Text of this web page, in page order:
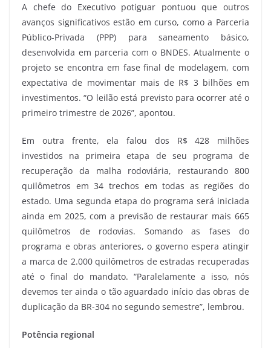
A chefe do Executivo potiguar pontuou que outros
avanços significativos estão em curso, como a Parceria
Público-Privada (PPP) para saneamento básico,
desenvolvida em parceria com o BNDES. Atualmente o
projeto se encontra em fase final de modelagem, com
expectativa de movimentar mais de R$ 3 bilhões em
investimentos. “O leilão está previsto para ocorrer até o
primeiro trimestre de 2026”, apontou.
Em outra frente, ela falou dos R$ 428 milhões
investidos na primeira etapa de seu programa de
recuperação da malha rodoviária, restaurando 800
quilômetros em 34 trechos em todas as regiões do
estado. Uma segunda etapa do programa será iniciada
ainda em 2025, com a previsão de restaurar mais 665
quilômetros de rodovias. Somando as fases do
programa e obras anteriores, o governo espera atingir
a marca de 2.000 quilômetros de estradas recuperadas
até o final do mandato. “Paralelamente a isso, nós
devemos ter ainda o tão aguardado início das obras de
duplicação da BR-304 no segundo semestre”, lembrou.
Potência regional